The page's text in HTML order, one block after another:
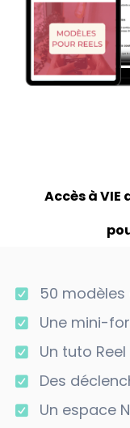
Accès à VIE
50
Une mini-
Un tuto Reel
Des
Un espace